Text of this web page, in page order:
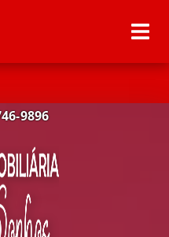
9896